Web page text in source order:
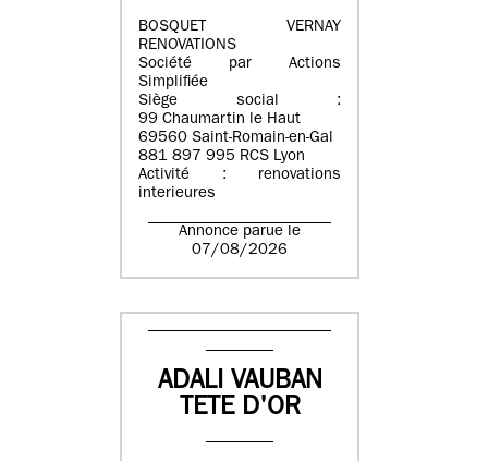
BOSQUET VERNAY
RENOVATIONS
Société par Actions
Simplifiée
Siège social :
99 Chaumartin le Haut
69560 Saint-Romain-en-Gal
881 897 995 RCS Lyon
Activité : renovations
interieures
Annonce parue le
07/08/2026
ADALI VAUBAN
TETE D'OR